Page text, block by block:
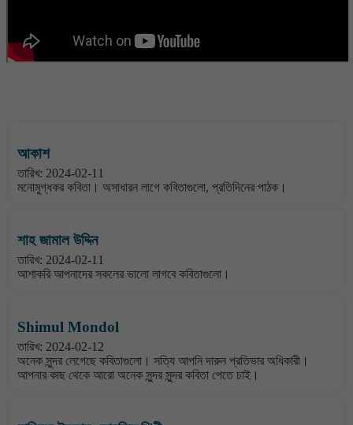
আকাশ
তারিখ: 2024-02-11
মনোমুগ্ধকর কবিতা। অসাধারন লাগে কবিতাগুলো, প্রতিদিনের পাঠক।
শাহ জামাল উদ্দিন
তারিখ: 2024-02-11
আশাকরি আপনাদের সকলের ভালো লাগবে কবিতাগুলো।
Shimul Mondol
তারিখ: 2024-02-12
অনেক সুন্দর লেগেছে কবিতাগুলো। সত্যি আপনি দারুন প্রতিভার অধিকারী।
আপনার কাছ থেকে আরো অনেক সুন্দর সুন্দর কবিতা পেতে চাই।